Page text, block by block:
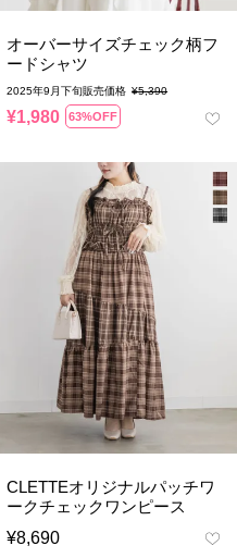
オーバーサイズチェック柄フ
ードシャツ
2025年9月下旬販売価格 ¥5,390
¥1,980 63%OFF
CLETTEオリジナルパッチワ
ークチェックワンピース
¥8,690